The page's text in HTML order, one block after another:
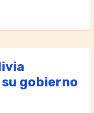
su gobierno